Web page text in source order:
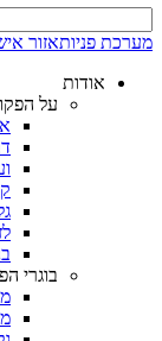
מערכת פניותאזור
אודות
על
בוגרי